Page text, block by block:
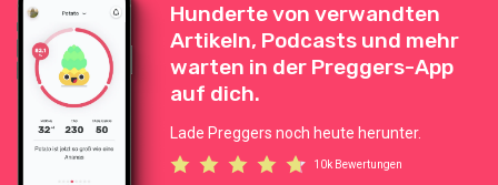
Hunderte von verwandten
Artikeln, Podcasts und mehr
warten in der Preggers-App
auf dich.
Lade Preggers noch heute herunter.
10k Bewertungen